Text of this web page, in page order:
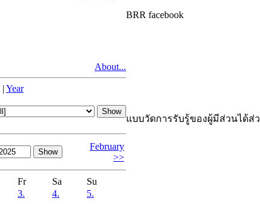
About...
| Year
February
>>
Fr Sa
Su
3. 4. 5.
BRR facebook
แบบวัดการรับรู้ของผู้มีส่วนได้ส่